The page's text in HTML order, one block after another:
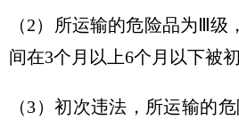
（2）所运输的危险品为Ⅲ
间在3个月以上6个月以下被
（3）初次违法，所运输的